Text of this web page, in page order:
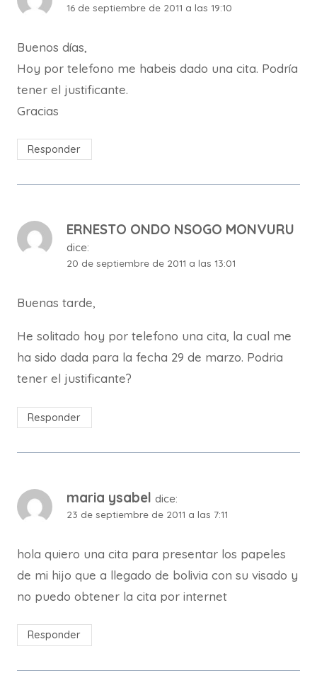
16 de septiembre de 2011 a las 19:10
Buenos días,
Hoy por telefono me habeis dado una cita. Podría
tener el justificante.
Gracias
Responder
ERNESTO ONDO NSOGO MONVURU
dice:
20 de septiembre de 2011 a las 13:01
Buenas tarde,
He solitado hoy por telefono una cita, la cual me
ha sido dada para la fecha 29 de marzo. Podria
tener el justificante?
Responder
maria ysabel dice:
23 de septiembre de 2011 a las 7:11
hola quiero una cita para presentar los papeles
de mi hijo que a llegado de bolivia con su visado y
no puedo obtener la cita por internet
Responder